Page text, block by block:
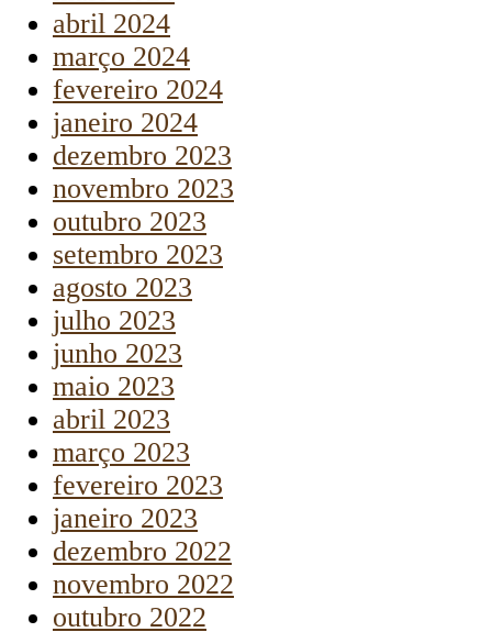
abril 2024
março 2024
fevereiro 2024
janeiro 2024
dezembro 2023
novembro 2023
outubro 2023
setembro 2023
agosto 2023
julho 2023
junho 2023
maio 2023
abril 2023
março 2023
fevereiro 2023
janeiro 2023
dezembro 2022
novembro 2022
outubro 2022